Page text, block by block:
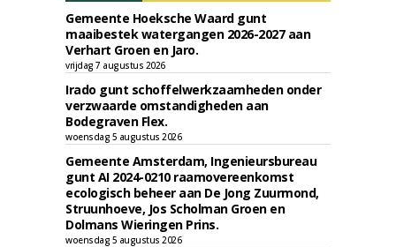
Gemeente Hoeksche Waard gunt
maaibestek watergangen 2026-2027 aan
Verhart Groen en Jaro.
vrijdag 7 augustus 2026
Irado gunt schoffelwerkzaamheden onder
verzwaarde omstandigheden aan
Bodegraven Flex.
woensdag 5 augustus 2026
Gemeente Amsterdam, Ingenieursbureau
gunt AI 2024-0210 raamovereenkomst
ecologisch beheer aan De Jong Zuurmond,
Struunhoeve, Jos Scholman Groen en
Dolmans Wieringen Prins.
woensdag 5 augustus 2026